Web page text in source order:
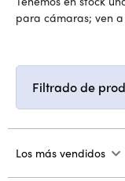
para cámaras; ven
Filtrado de
Los más vendidos